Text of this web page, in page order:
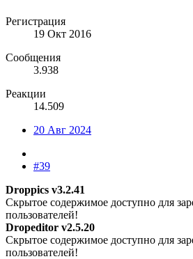
Регистрация
19 Окт 2016
Сообщения
3.938
Реакции
14.509
20 Авг 2024
#39
Droppics v3.2.41
Скрытое содержимое доступно для
пользователей!
Dropeditor v2.5.20
Скрытое содержимое доступно для
пользователей!